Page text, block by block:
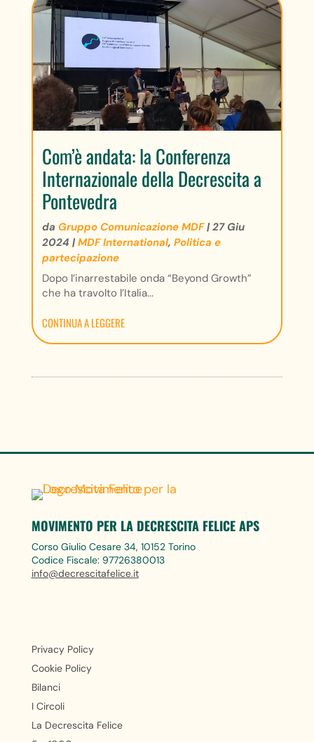
Com’è andata: la Conferenza
Internazionale della Decrescita a
Pontevedra
da Gruppo Comunicazione MDF|27 Giu
2024 |MDF International, Politica e
partecipazione
Dopo l’inarrestabile onda “Beyond Growth”
che ha travolto l’Italia...
CONTINUA A LEGGERE
MOVIMENTO PER LA DECRESCITA FELICE APS
Corso Giulio Cesare 34, 10152 Torino
Codice Fiscale: 97726380013
info@decrescitafelice.it
Privacy Policy
Cookie Policy
Bilanci
I Circoli
La Decrescita Felice